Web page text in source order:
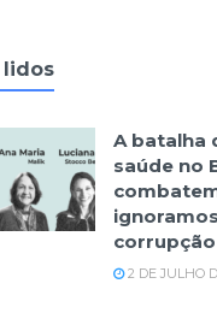
lidos
A batalha
saúde no
corrupção
2 DE JULHO